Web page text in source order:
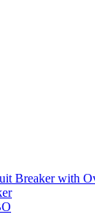
Breaker with